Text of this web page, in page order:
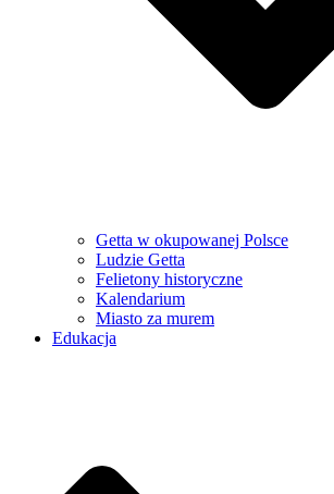
Getta w okupowanej Polsce
Ludzie Getta
Felietony historyczne
Kalendarium
Miasto za murem
Edukacja